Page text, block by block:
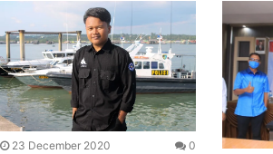
23 December 2020 0